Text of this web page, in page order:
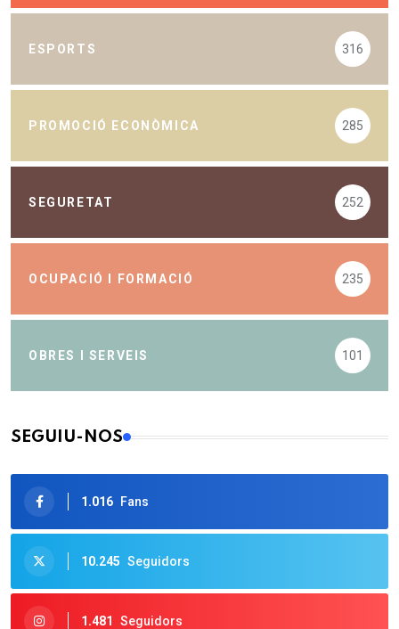
ESPORTS 316
PROMOCIÓ ECONÒMICA 285
SEGURETAT 252
OCUPACIÓ I FORMACIÓ 235
OBRES I SERVEIS 101
SEGUIU-NOS
1.016 Fans
10.245 Seguidors
1.481 Seguidors